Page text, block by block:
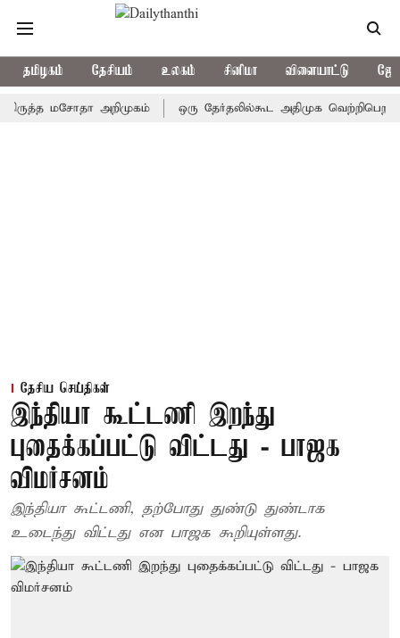
தமிழகம் தேசியம் உலகம் சினிமா விளையாட்டு
மசோதா அறிமுகம் ஒரு தேர்தலில்கூட அதிமுக வெற்றிபெறவில்லை:
தேசிய செய்திகள்
இந்தியா கூட்டணி இறந்து
புதைக்கப்பட்டு விட்டது - பாஜக
விமர்சனம்
இந்தியா கூட்டணி, தற்போது துண்டு துண்டாக
உடைந்து விட்டது என பாஜக கூறியுள்ளது.